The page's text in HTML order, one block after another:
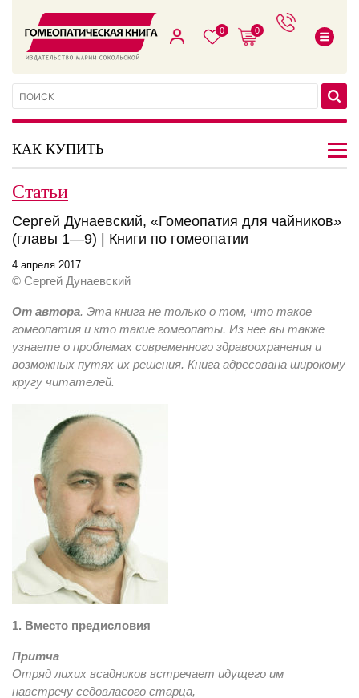
0 0
КАК КУПИТЬ
Статьи
Сергей Дунаевский, «Гомеопатия для чайников»
(главы 1—9) | Книги по гомеопатии
4 апреля 2017
© Сергей Дунаевский
От автора. Эта книга не только о том, что такое
гомеопатия и кто такие гомеопаты. Из нее вы также
узнаете о проблемах современного здравоохранения и
возможных путях их решения. Книга адресована широкому
кругу читателей.
1. Вместо предисловия
Притча
Отряд лихих всадников встречает идущего им
навстречу седовласого старца,